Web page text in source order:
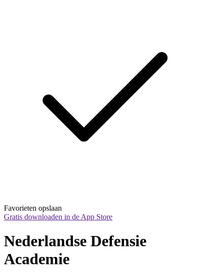
Favorieten opslaan
Gratis downloaden in de App Store
Nederlandse Defensie
Academie